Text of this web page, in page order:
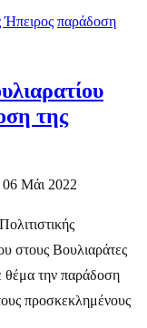
Ήπειρος παράδοση
της
Μάι 2022
στους Βουλιαράτες
θέμα την παράδοση
προσκεκλημένους